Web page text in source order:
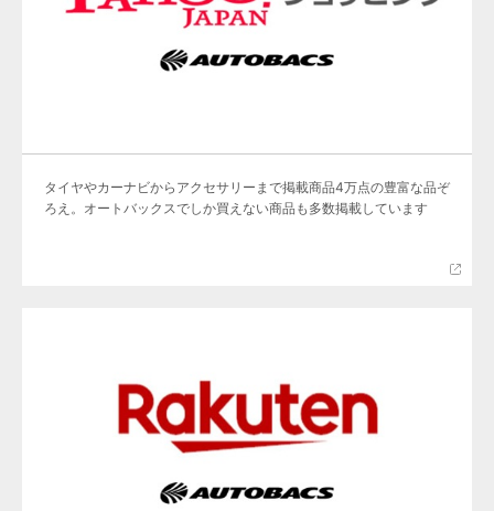
タイヤやカーナビからアクセサリーまで掲載商品4万点の豊富な品ぞ
ろえ。オートバックスでしか買えない商品も多数掲載しています